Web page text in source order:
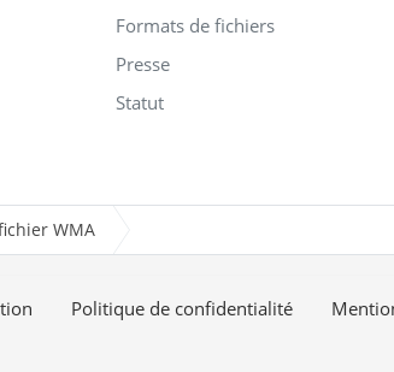
Formats de fichiers
Presse
Statut
WMA
Politique de confidentialité